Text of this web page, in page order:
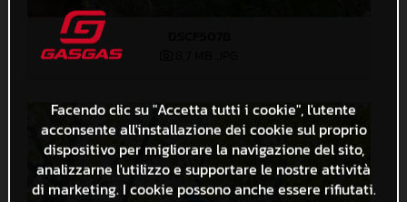
Facendo clic su "Accetta tutti i cookie", l'utente
acconsente all'installazione dei cookie sul proprio
dispositivo per migliorare la navigazione del sito,
analizzarne l'utilizzo e supportare le nostre attività
di marketing. I cookie possono anche essere rifiutati.